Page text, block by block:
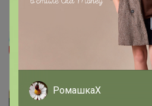
РомашкаХ